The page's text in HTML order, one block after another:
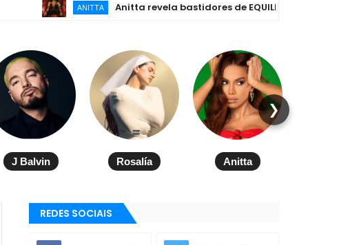
ANITTA Anitta revela bastidores de EQUILIBRIVM: emoção,
J Balvin Rosalía Anitta
❯
REDES SOCIAIS